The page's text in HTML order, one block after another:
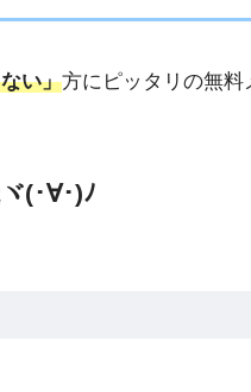
い」方にピッタリの無料
(･∀･)ﾉ